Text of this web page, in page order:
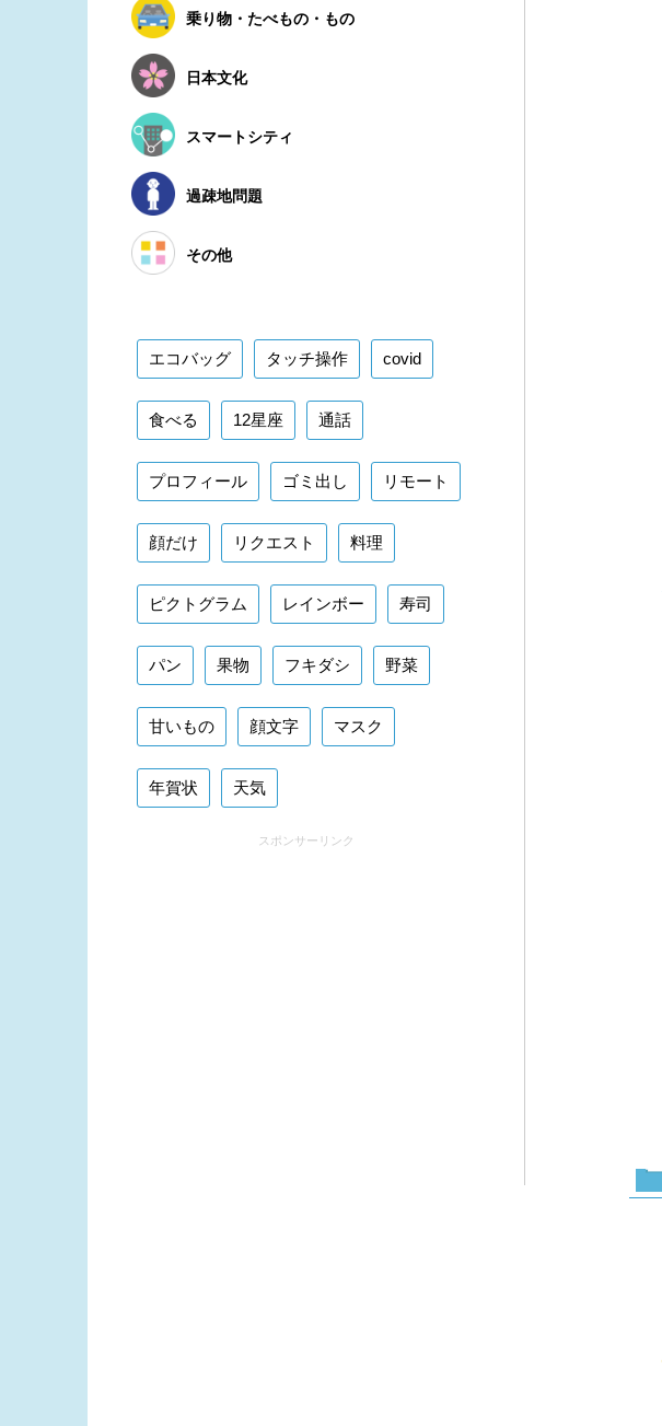
乗り物・たべもの・もの
日本文化
スマートシティ
過疎地問題
その他
エコバッグ タッチ操作 covid
食べる 12星座 通話
プロフィール ゴミ出し リモート
顔だけ リクエスト 料理
ピクトグラム レインボー 寿司
パン 果物 フキダシ 野菜
甘いもの 顔文字 マスク
年賀状 天気
スポンサーリンク